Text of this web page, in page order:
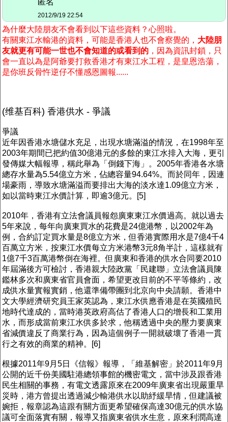
匿名
2012/9/19 22:54
為什麼大陸朋友不會看到以下這些資料？心照啦。
有關東江水輸港的資料，可能是香港人也不會察覺的， 大陸朋
友就更有可能一世也不會知道的或看到的 ，因為資訊封鎖，只
會一直以為是阿爺要打救香港才有東江水工程 ，是皇恩浩蕩，
是你班反骨忤逆仔不懂感恩圖報......
(维基百科) 香港供水 - 爭議
爭議
近年因香港水塘儲水充足，出現水塘滿溢的情況，在1998年至
2003年期間已把約值30億港元的多餘的東江水排入大海，更引
發傳媒大幅報導，稱此舉為「倒錢下海」。2005年香港各水塘
總存水量為5.54億立方米，佔總容量94.64%。而於同年，因連
場豪雨，導致水塘滿溢而要排出大海的淡水達1.09億立方米，
如以當時東江水價計算，即逾3億元。[5]
2010年，香港有立法會議員報怨廣東東江水價過高。就以過去
5年來說，每年向廣東買水的花費是24億港幣，以2002年為
例，合約訂定買水量是8億立方米，但香港實際用水是7億4千4
百萬立方米，按東江水價每立方米港幣3元8角半計，這樣就有
1億7千3百萬港幣倒在海裡。但廣東和香港的供水合同要2010
年屆滿後方可檢討，香港親大陸政黨「民建聯」立法會議員陳
鑑林多次和廣東省官員會面，希望更改目前的不平等條約，改
成供水量實報實銷，他還準備帶團到北京向中央請願。香港中
文大學經濟研究員王家英認為，東江水供應香港是在英國殖民
地時代達成的，當時港英政府高估了香港人口的增長和工業用
水，而形成當前東江水供多於求，他稱透過中央的壓力要廣東
省減價違反了商業行為，因為這個例子一開就破壞了香港一貫
行之有效的商業的精神。[6]
根據2011年9月5日《信報》報導，「維基解密」於2011年9月
公開的近千份美國駐港總領事館的機密電文，當中涉及跟香港
民生相關的事務，有電文透露原來在2009年廣東省出現嚴重旱
災時，港方曾提出透過減少輸港供水以助紓緩旱情，但建議被
婉拒，報章認為這跟有關方面更希望確保高達30億元的供水協
議可全面落實有關，報導又指廣東省供水生意，原來利潤高達